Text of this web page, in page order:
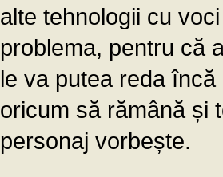
alte tehnologii cu
problema, pentru că
le va putea reda
oricum să rămână și
personaj vorbește.